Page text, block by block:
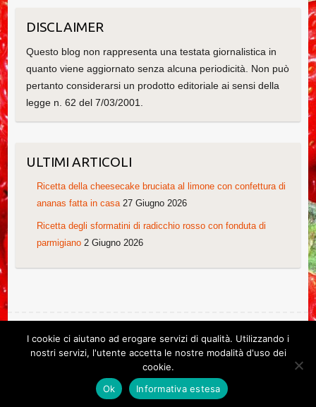
DISCLAIMER
Questo blog non rappresenta una testata giornalistica in
quanto viene aggiornato senza alcuna periodicità. Non può
pertanto considerarsi un prodotto editoriale ai sensi della
legge n. 62 del 7/03/2001.
ULTIMI ARTICOLI
Ricetta della cheesecake bruciata al limone con confettura di
ananas fatta in casa 27 Giugno 2026
Ricetta degli sformatini di radicchio rosso con fonduta di
parmigiano 2 Giugno 2026
Copyright © 2026 Le ricette di Cristina . Tema diColorlibPowered by
Ricette di Cristina. Non copiare grazie!
I cookie ci aiutano ad erogare servizi di qualità. Utilizzando i
nostri servizi, l'utente accetta le nostre modalità d'uso dei
cookie.
Ok
Informativa estesa